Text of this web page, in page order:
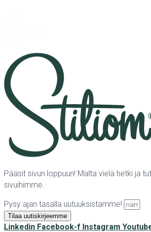
Pääsit sivun loppuun! Malta vielä hetki ja
sivuihimme.
Pysy ajan tasalla uutuuksistamme!
Tilaa uutiskirjeemme
Linkedin Facebook-f Instagram